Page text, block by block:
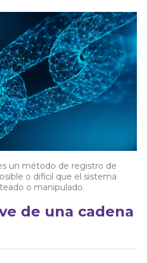
un método de registro de
o difícil que el sistema
o manipulado.
de una cadena